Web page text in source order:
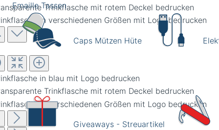
Emaille Tassen
Caps Mützen Hüte
Giveaways - Streuartikel